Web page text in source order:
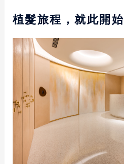
植髮旅程，就此開始